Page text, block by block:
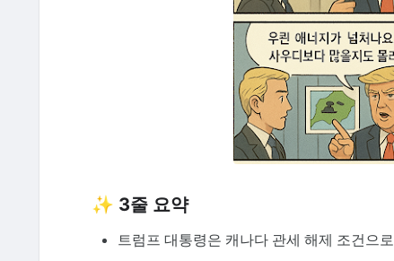
✨ 3줄 요약
트럼프 대통령은 캐나다 관세 해제 조건으로